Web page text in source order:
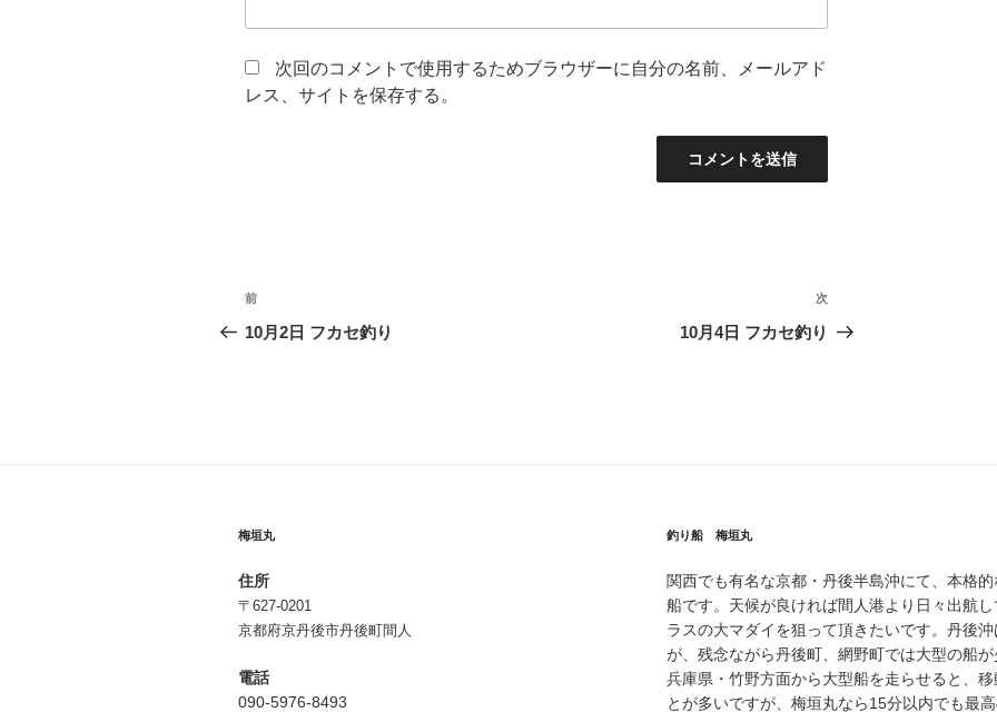
次回のコメントで使用するためブラウザーに自分の名前、メールアド
レス、サイトを保存する。
投
稿
シ
ョ
ン
前
の
前
10月2日 フカセ釣り
次
の
次
10月4日 フカセ釣り
梅垣丸
住所
〒627-0201
京都府京丹後市丹後町間人
電話
090-5976-8493
釣り船 梅垣丸
関西でも有名な京都・丹後半島沖にて、本格
船です。天候が良ければ間人港より日々出航
ラスの大マダイを狙って頂きたいです。丹後
が、残念ながら丹後町、網野町では大型の船
兵庫県・竹野方面から大型船を走らせると、
とが多いですが、梅垣丸なら15分以内でも最